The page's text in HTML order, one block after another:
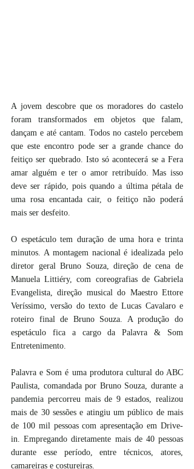
A jovem descobre que os moradores do castelo
foram transformados em objetos que falam,
dançam e até cantam. Todos no castelo percebem
que este encontro pode ser a grande chance do
feitiço ser quebrado. Isto só acontecerá se a Fera
amar alguém e ter o amor retribuído. Mas isso
deve ser rápido, pois quando a última pétala de
uma rosa encantada cair, o feitiço não poderá
mais ser desfeito.
O espetáculo tem duração de uma hora e trinta
minutos. A montagem nacional é idealizada pelo
diretor geral Bruno Souza, direção de cena de
Manuela Littiéry, com coreografias de Gabriela
Evangelista, direção musical do Maestro Ettore
Veríssimo, versão do texto de Lucas Cavalaro e
roteiro final de Bruno Souza. A produção do
espetáculo fica a cargo da Palavra & Som
Entretenimento.
Palavra e Som é uma produtora cultural do ABC
Paulista, comandada por Bruno Souza, durante a
pandemia percorreu mais de 9 estados, realizou
mais de 30 sessões e atingiu um público de mais
de 100 mil pessoas com apresentação em Drive-
in. Empregando diretamente mais de 40 pessoas
durante esse período, entre técnicos, atores,
camareiras e costureiras.